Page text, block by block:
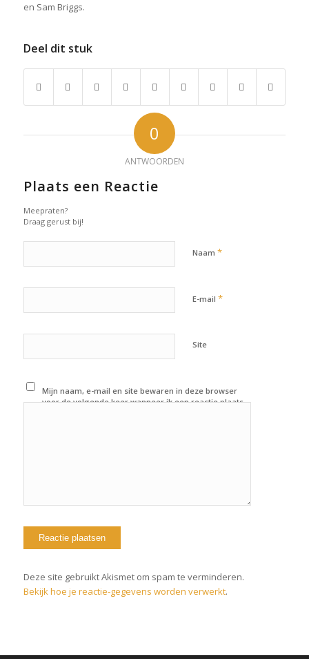
en Sam Briggs.
Deel dit stuk
0
ANTWOORDEN
Plaats een Reactie
Meepraten?
Draag gerust bij!
Naam *
E-mail *
Site
Mijn naam, e-mail en site bewaren in deze browser
voor de volgende keer wanneer ik een reactie plaats.
Deze site gebruikt Akismet om spam te verminderen.
Bekijk hoe je reactie-gegevens worden verwerkt.